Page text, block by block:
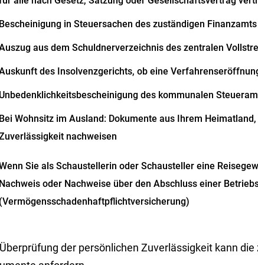
in Steuersachen des zuständigen Finanzamts
aus dem Schuldnerverzeichnis des zentralen
des Insolvenzgerichts, ob eine
des kommunalen
Wohnsitz im Ausland: Dokumente aus Ihrem
nachweisen
Sie als Schaustellerin oder Schausteller eine
oder Nachweise über den Abschluss einer
der persönlichen Zuverlässigkeit kann